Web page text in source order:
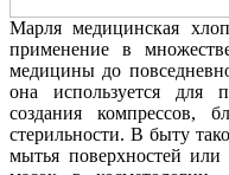
Марля медицинская
применение в
медицины до
она используется для
создания компрессов,
стерильности. В быту
мытья поверхностей